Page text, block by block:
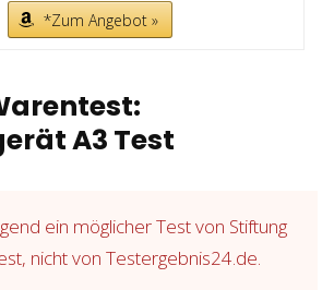
*Zum Angebot »
A3 Test
ein möglicher Test von Stiftung
nicht von Testergebnis24.de.